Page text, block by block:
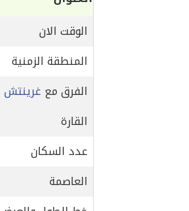
الوقت الان
المنطقة الزمنية
الفرق مع غرينتش
القارة
عدد السكان
العاصمة